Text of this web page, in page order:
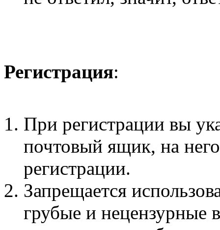
Регистрация:
При регистрации вы
почтовый ящик, на
регистрации.
Запрещается
грубые и нецензурные